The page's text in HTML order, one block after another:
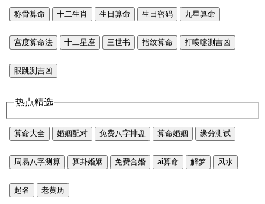
称骨算命 十二生肖 生日算命 生日密码 九星算命
宫度算命法 十二星座 三世书 指纹算命 打喷嚏测吉凶
眼跳测吉凶
热点精选
算命大全 婚姻配对 免费八字排盘 算命婚姻 缘分测试
周易八字测算 算卦婚姻 免费合婚 ai算命 解梦 风水
起名 老黄历